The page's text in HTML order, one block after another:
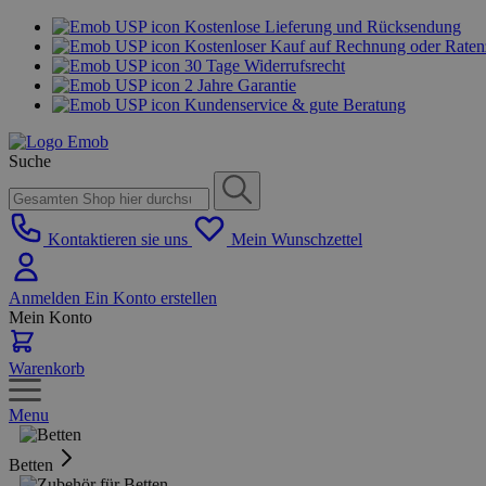
Kostenlose Lieferung und Rücksendung
Kostenloser Kauf auf Rechnung oder
30 Tage Widerrufsrecht
2 Jahre Garantie
Kundenservice & gute Beratung
Suche
Kontaktieren sie uns Mein Wunschzettel
Anmelden Ein Konto erstellen
Mein Konto
Warenkorb
Menu
Betten